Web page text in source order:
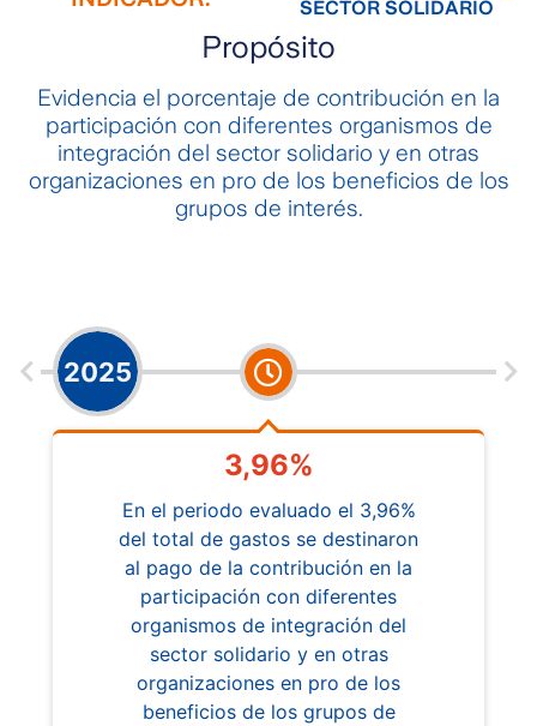
SECTOR SOLIDARIO
Propósito
Evidencia el porcentaje de contribución en la
participación con diferentes organismos de
integración del sector solidario y en otras
organizaciones en pro de los beneficios de los
grupos de interés.
2025
3,96%
En el periodo evaluado el 3,96%
del total de gastos se destinaron
al pago de la contribución en la
participación con diferentes
organismos de integración del
sector solidario y en otras
organizaciones en pro de los
beneficios de los grupos de